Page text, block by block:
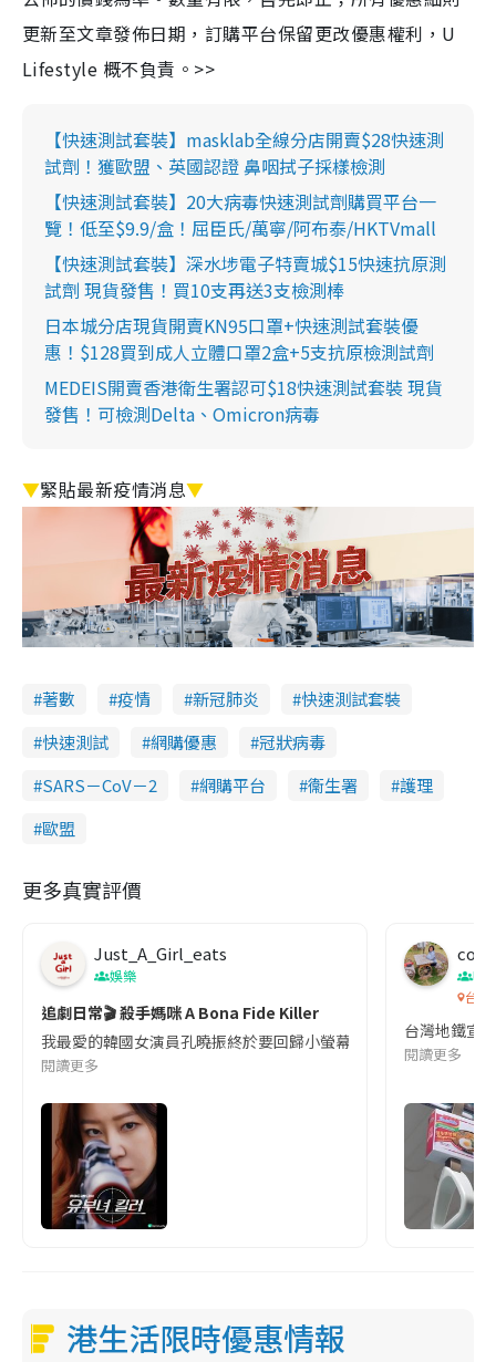
更新至文章發佈日期，訂購平台保留更改優惠權利，U
Lifestyle 概不負責。>>
【快速測試套裝】masklab全線分店開賣$28快速測
試劑！獲歐盟、英國認證 鼻咽拭子採樣檢測
【快速測試套裝】20大病毒快速測試劑購買平台一
覽！低至$9.9/盒！屈臣氏/萬寧/阿布泰/HKTVmall
【快速測試套裝】深水埗電子特賣城$15快速抗原測
試劑 現貨發售！買10支再送3支檢測棒
日本城分店現貨開賣KN95口罩+快速測試套裝優
惠！$128買到成人立體口罩2盒+5支抗原檢測試劑
MEDEIS開賣香港衛生署認可$18快速測試套裝 現貨
發售！可檢測Delta、Omicron病毒
▼緊貼最新疫情消息▼
著數 疫情 新冠肺炎
快速測試套裝
快速測試
網購優惠
冠狀病毒
SARS－CoV－2
網購平台 衞生署
護理
歐盟
更多真實評價
Just_A_Girl_eats
娛樂
追劇日常🎬 殺手媽咪 A Bona Fide Killer
我最愛的韓國女演員孔曉振終於要回歸小螢幕啦!這次的劇本改編
閱讀更多
co
吹
台灣
台灣地鐵宣
閱讀更多
港生活限時優惠情報